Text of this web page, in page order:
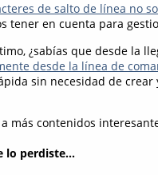
de salto de línea no
tener en cuenta para
¿sabías que desde la
desde la línea de
sin necesidad de crear
a más contenidos
lo perdiste...